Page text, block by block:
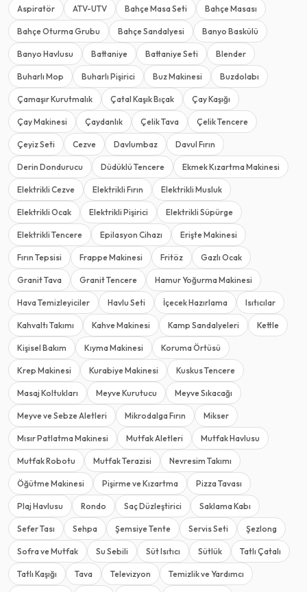
Aspiratör ATV-UTV Bahçe Masa Seti Bahçe Masası
Bahçe Oturma Grubu Bahçe Sandalyesi Banyo Baskülü
Banyo Havlusu Battaniye Battaniye Seti Blender
Buharlı Mop Buharlı Pişirici Buz Makinesi Buzdolabı
Çamaşır Kurutmalık Çatal Kaşık Bıçak Çay Kaşığı
Çay Makinesi Çaydanlık Çelik Tava Çelik Tencere
Çeyiz Seti Cezve Davlumbaz Davul Fırın
Derin Dondurucu Düdüklü Tencere Ekmek Kızartma Makinesi
Elektrikli Cezve Elektrikli Fırın Elektrikli Musluk
Elektrikli Ocak Elektrikli Pişirici Elektrikli Süpürge
Elektrikli Tencere Epilasyon Cihazı Erişte Makinesi
Fırın Tepsisi Frappe Makinesi Fritöz Gazlı Ocak
Granit Tava Granit Tencere Hamur Yoğurma Makinesi
Hava Temizleyiciler Havlu Seti İçecek Hazırlama Isıtıcılar
Kahvaltı Takımı Kahve Makinesi Kamp Sandalyeleri Kettle
Kişisel Bakım Kıyma Makinesi Koruma Örtüsü
Krep Makinesi Kurabiye Makinesi Kuskus Tencere
Masaj Koltukları Meyve Kurutucu Meyve Sıkacağı
Meyve ve Sebze Aletleri Mikrodalga Fırın Mikser
Mısır Patlatma Makinesi Mutfak Aletleri Mutfak Havlusu
Mutfak Robotu Mutfak Terazisi Nevresim Takımı
Öğütme Makinesi Pişirme ve Kızartma Pizza Tavası
Plaj Havlusu Rondo Saç Düzleştirici Saklama Kabı
Sefer Tası Sehpa Şemsiye Tente Servis Seti Şezlong
Sofra ve Mutfak Su Sebili Süt Isıtıcı Sütlük Tatlı Çatalı
Tatlı Kaşığı Tava Televizyon Temizlik ve Yardımcı